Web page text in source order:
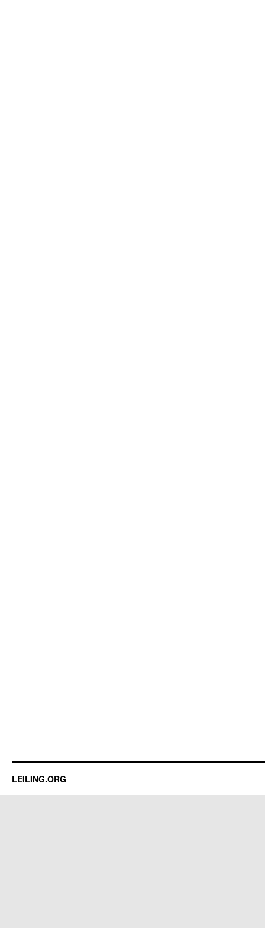
LEILING.ORG